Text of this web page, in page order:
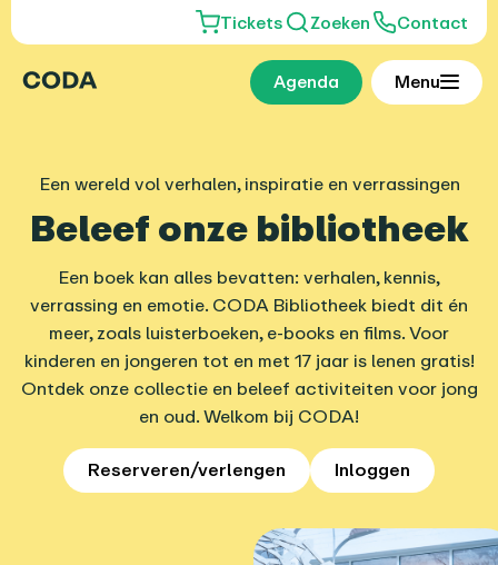
Tickets Zoeken Contact
Agenda Menu
Een wereld vol verhalen, inspiratie en verrassingen
Beleef onze bibliotheek
Een boek kan alles bevatten: verhalen, kennis,
verrassing en emotie. CODA Bibliotheek biedt dit én
meer, zoals luisterboeken, e-books en films. Voor
kinderen en jongeren tot en met 17 jaar is lenen gratis!
Ontdek onze collectie en beleef activiteiten voor jong
en oud. Welkom bij CODA!
Reserveren/verlengen Inloggen